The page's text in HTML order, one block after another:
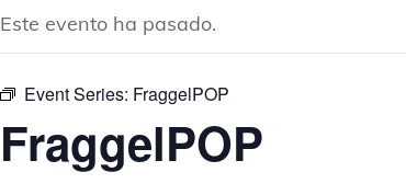
Este evento ha pasado.
Event Series: FraggelPOP
FraggelPOP